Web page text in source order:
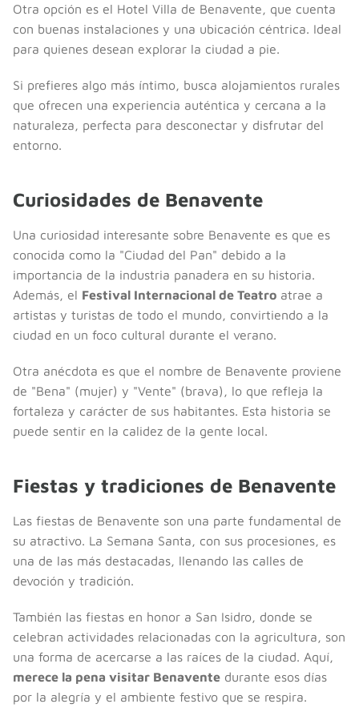
Otra opción es el Hotel Villa de Benavente, que cuenta
con buenas instalaciones y una ubicación céntrica. Ideal
para quienes desean explorar la ciudad a pie.
Si prefieres algo más íntimo, busca alojamientos rurales
que ofrecen una experiencia auténtica y cercana a la
naturaleza, perfecta para desconectar y disfrutar del
entorno.
Curiosidades de Benavente
Una curiosidad interesante sobre Benavente es que es
conocida como la "Ciudad del Pan" debido a la
importancia de la industria panadera en su historia.
Además, el Festival Internacional de Teatro atrae a
artistas y turistas de todo el mundo, convirtiendo a la
ciudad en un foco cultural durante el verano.
Otra anécdota es que el nombre de Benavente proviene
de "Bena" (mujer) y "Vente" (brava), lo que refleja la
fortaleza y carácter de sus habitantes. Esta historia se
puede sentir en la calidez de la gente local.
Fiestas y tradiciones de Benavente
Las fiestas de Benavente son una parte fundamental de
su atractivo. La Semana Santa, con sus procesiones, es
una de las más destacadas, llenando las calles de
devoción y tradición.
También las fiestas en honor a San Isidro, donde se
celebran actividades relacionadas con la agricultura, son
una forma de acercarse a las raíces de la ciudad. Aquí,
merece la pena visitar Benavente durante esos días
por la alegría y el ambiente festivo que se respira.